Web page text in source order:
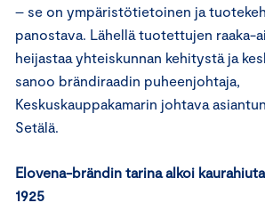
– se on ympäristötietoinen ja
panostava. Lähellä tuotettujen raaka-
heijastaa yhteiskunnan kehitystä ja
sanoo brändiraadin puheenjohtaja,
Keskuskauppakamarin johtava
Setälä.
Elovena-brändin tarina alkoi
1925